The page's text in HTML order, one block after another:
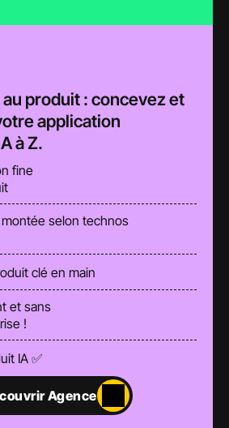
produit : concevez et
application
à Z.
fine
montée selon technos
clé en main
et sans
!
IA ✅
Agence